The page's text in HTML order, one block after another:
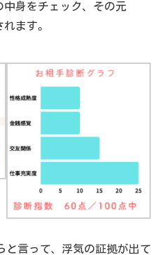
身をチェック、その元
ます。
と言って、浮気の証拠が出て